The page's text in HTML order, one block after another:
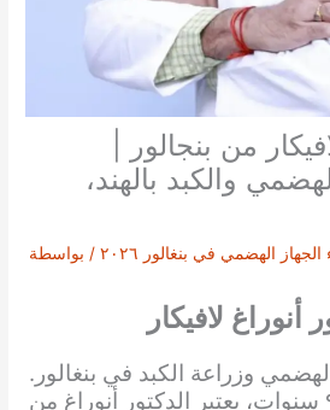
من بنجالور |
والكبد بالهند،
الهضمي في بنغالور ٢٠٢٦
/ بواسطة
أنوراغ لافيكار
وزراعة الكبد في بنغالور.
مع خبرة أكثر من ٩ سنوات، يعتبر الدكتور أنوراغ من